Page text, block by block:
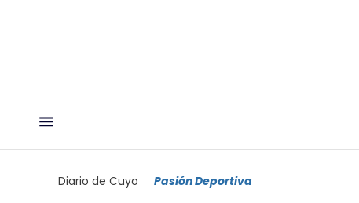
Diario de Cuyo Pasión Deportiva